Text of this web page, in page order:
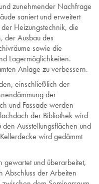
zunehmender Nachfrage
saniert und erweitert
Heizungstechnik, die
der Ausbau des
sowie die
Lagermöglichkeiten.
Anlage zu verbessern.
einschließlich der
der
und Fassade werden
der Bibliothek wird
Ausstellungsflächen und
wird gedämmt
gewartet und überarbeitet,
Abschluss der Arbeiten